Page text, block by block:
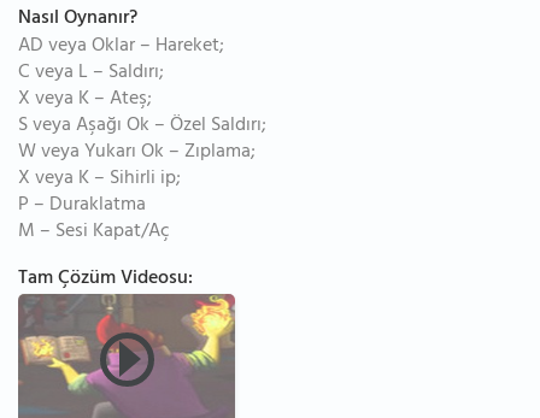
Nasıl Oynanır?
AD veya Oklar – Hareket;
C veya L – Saldırı;
X veya K – Ateş;
S veya Aşağı Ok – Özel Saldırı;
W veya Yukarı Ok – Zıplama;
X veya K – Sihirli ip;
P – Duraklatma
M – Sesi Kapat/Aç
Tam Çözüm Videosu: